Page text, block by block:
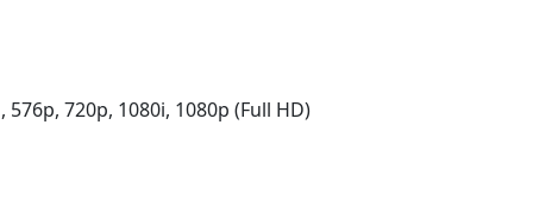
720p, 1080i, 1080p (Full HD)